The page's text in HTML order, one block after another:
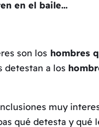
en el baile…
son los hombres
detestan a los
muy
qué detesta y qué